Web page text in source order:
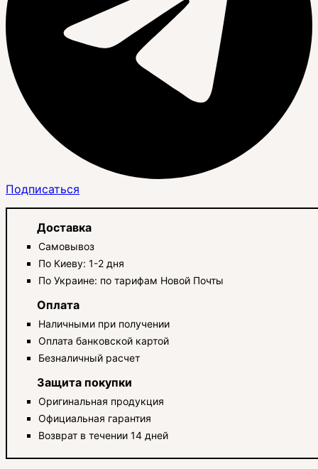
Подписаться
Доставка
Самовывоз
По Киеву: 1-2 дня
По Украине: по тарифам Новой Почты
Оплата
Наличными при получении
Оплата банковской картой
Безналичный расчет
Защита покупки
Оригинальная продукция
Официальная гарантия
Возврат в течении 14 дней